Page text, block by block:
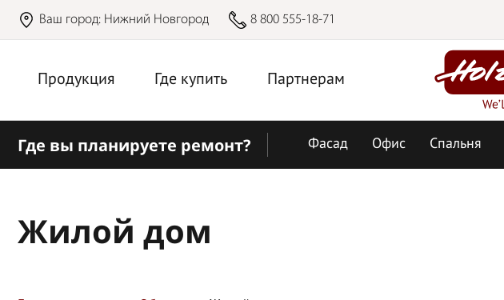
Ваш город: Нижний Новгород 8 800 555-18-71
Продукция Где купить Партнерам
Где вы планируете ремонт? Фасад Офис Спальня
Жилой дом